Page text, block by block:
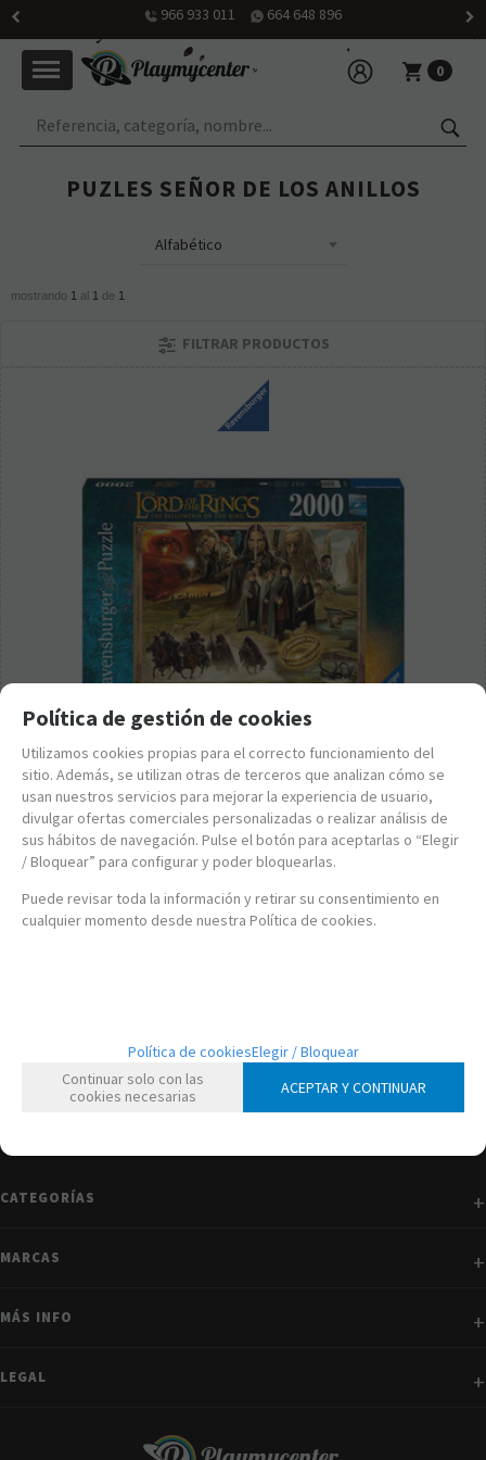
966 933 011 664 648 896
0
PUZLES SEÑOR DE LOS ANILLOS
mostrando 1 al 1 de 1
FILTRAR PRODUCTOS
RA16927
Ravensburger Puzle El Señor de Los Anillos: La Comunidad
del Anillo 2000 Piezas
24,95 €
CATEGORÍAS
MARCAS
MÁS INFO
LEGAL
Política de gestión de cookies
Utilizamos cookies propias para el correcto funcionamiento del
sitio. Además, se utilizan otras de terceros que analizan cómo se
usan nuestros servicios para mejorar la experiencia de usuario,
divulgar ofertas comerciales personalizadas o realizar análisis de
sus hábitos de navegación. Pulse el botón para aceptarlas o “Elegir
/ Bloquear” para configurar y poder bloquearlas.
Puede revisar toda la información y retirar su consentimiento en
cualquier momento desde nuestra Política de cookies.
Política de cookiesElegir / Bloquear
Continuar solo con las
cookies necesarias
ACEPTAR Y CONTINUAR